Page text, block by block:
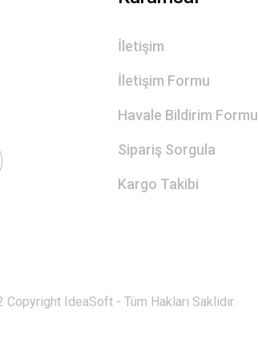
İletişim
İletişim Formu
Havale Bildirim Formu
Sipariş Sorgula
Kargo Takibi
Copyright IdeaSoft - Tüm Hakları Saklıdır.